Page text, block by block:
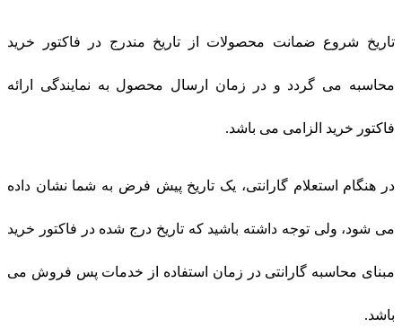
تاریخ شروع ضمانت محصولات از تاریخ مندرج در فاکتور خرید
محاسبه می گردد و در زمان ارسال محصول به نمایندگی ارائه
فاکتور خرید الزامی می باشد.
در هنگام استعلام گارانتی، یک تاریخ پیش فرض به شما نشان داده
می شود، ولی توجه داشته باشید که تاریخ درج شده در فاکتور خرید
مبنای محاسبه گارانتی در زمان استفاده از خدمات پس فروش می
باشد.